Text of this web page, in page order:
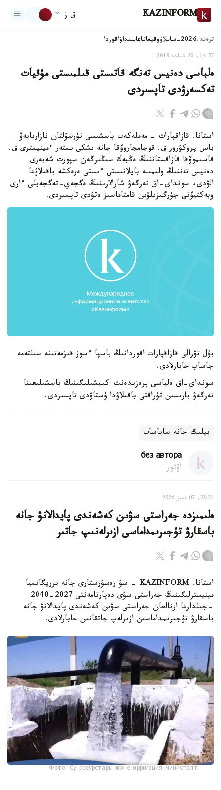
KAZINFORM ق ز
ترەند:2026-سايلاۋ وقيعاتاعايىنداۋاقوردا
14:27, 20 شىلدە 2018
ەلباسى دەنيس تەنگە قاتىستى قىلمىستى مۇقيات
تەكسەرۋدى تاپسىردى
استانا. قازاقپارات - مەملەكەت باسشىسى نۇرسۇلتان نازاربايەۆ
باس پروكۋرور ق. قوجامجاروۆقا جانە ىشكى ىستەر ءمينيسترى ق.
قاسىموۆقا قازاقستاننىڭ ەڭبەك سىڭىرگەن سپورت شەبەرى
دەنيس تەننىڭ ولىمىنە بايلانىستى ءىستى ەرەكشە باقىلاۋعا
الۋدى، سونداي-اق تەرگەۋ شارالارىنىڭ ەگجەي-تەگجەيلى ءارى
وبەكتيۆتى جۇرگىزىلۋىن قامتاماسىز ەتۋدى تاپسىردى.
بۇل تۋرالى قازاقپارات اقوردانىڭ باسپا ءسوز قىزمەتىنە سىلتەمە
جاساپ حابارلادى.
سونداي-اق ەلباسى پرەزيدەنت اكىمشىلىگىنىڭ باسشىلىعىنا
تەرگەۋ بارىسىن تۇراقتى باقىلاۋدا ۇستاۋدى تاپسىردى.
بيلىك جانە ساياسات
без автора
اۆتور
22:31, 07 تامىز 2026
ەلىمىزدە جەراستى سۋىن كەشەندى پايدالانۋ جانە
باسقارۋ تۇجىرىمداماسى ازىرلەنىپ جاتىر
استانا. KAZINFORM - سۋ رەسۋرستارى جانە يرريگاتسيا
مينيسترلىگىنىڭ جەراستى سۋى دەپارتامەنتى 2027-2040
-جىلدارعا ارنالعان جەراستى سۋىن كەشەندى پايدالانۋ جانە
باسقارۋ تۇجىرىمداماسىن ازىرلەپ جاتقانىن حابارلادى.
Фото: Су ресурстары және ирригация министрлігі